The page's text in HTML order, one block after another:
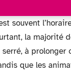
souvent
la majorité
à prolonger
que les